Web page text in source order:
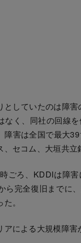
していたのは障
なく、同社の回線
障害は全国で最大
セコム、大垣共立
ごろ、KDDIは障
ら完全復旧までに
。
による大規模障害